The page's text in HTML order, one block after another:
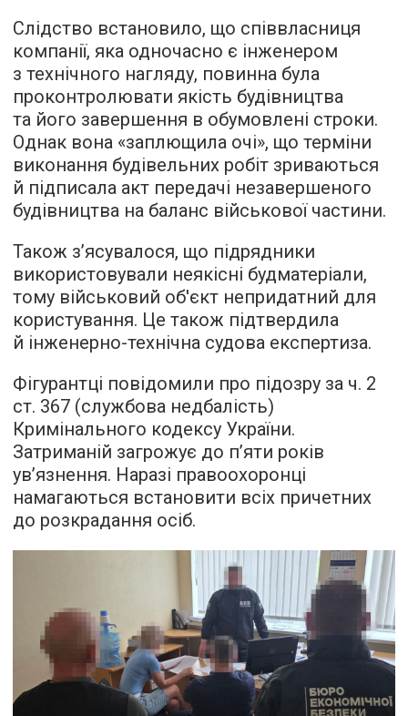
Слідство встановило, що співвласниця
компанії, яка одночасно є інженером
з технічного нагляду, повинна була
проконтролювати якість будівництва
та його завершення в обумовлені строки.
Однак вона «заплющила очі», що терміни
виконання будівельних робіт зриваються
й підписала акт передачі незавершеного
будівництва на баланс військової частини.
Також з’ясувалося, що підрядники
використовували неякісні будматеріали,
тому військовий об'єкт непридатний для
користування. Це також підтвердила
й інженерно-технічна судова експертиза.
Фігурантці повідомили про підозру за ч. 2
ст. 367 (службова недбалість)
Кримінального кодексу України.
Затриманій загрожує до п’яти років
ув’язнення. Наразі правоохоронці
намагаються встановити всіх причетних
до розкрадання осіб.